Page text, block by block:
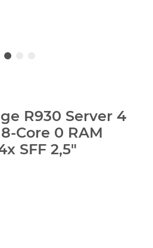
R930 Server 4
Core 0 RAM
SFF 2,5"